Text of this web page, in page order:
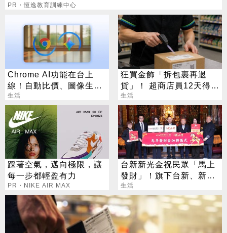
PR・恆逸教育訓練中心
Chrome AI功能在台上
線！自動比價、圖像生成
化身最強助理
生活
狂買金飾「拆包裹再退
貨」！ 超商店員12天得手
39萬 下場出爐
生活
踩著空氣，邁向極限，讓
每一步都輕盈有力
PR・NIKE AIR MAX
台新新光金祝民眾「馬上
發財」！旗下台新、新光
銀行發送發財金
生活